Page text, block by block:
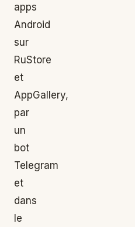
apps
Android
sur
RuStore
et
AppGallery,
par
un
bot
Telegram
et
dans
le